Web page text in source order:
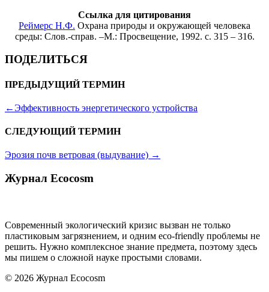
Ссылка для цитирования
Реймерс Н.Ф. Охрана природы и окружающей человека
среды: Слов.-справ. –М.: Просвещение, 1992. с. 315 – 316.
ПОДЕЛИТЬСЯ
ПРЕДЫДУЩИЙ ТЕРМИН
←Эффективность энергетического устройства
СЛЕДУЮЩИЙ ТЕРМИН
Эрозия почв ветровая (выдувание) →
Журнал Ecocosm
Современный экологический кризис вызван не только
пластиковым загрязнением, и одним eco-friendly проблемы не
решить. Нужно комплексное знание предмета, поэтому здесь
мы пишем о сложной науке простыми словами.
© 2026 Журнал Ecocosm